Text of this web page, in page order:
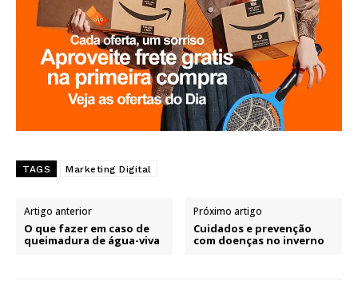
TAGS Marketing Digital
Artigo anterior
O que fazer em caso de
queimadura de água-viva
Próximo artigo
Cuidados e prevenção
com doenças no inverno